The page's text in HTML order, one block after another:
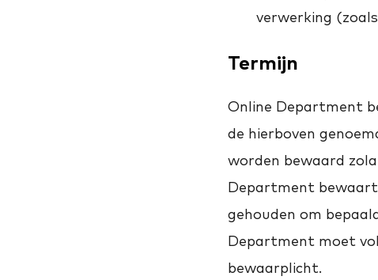
verwerking
Termijn
Online Department
de hierboven
worden bewaard
Department bewaart
gehouden om
Department moet
bewaarplicht.